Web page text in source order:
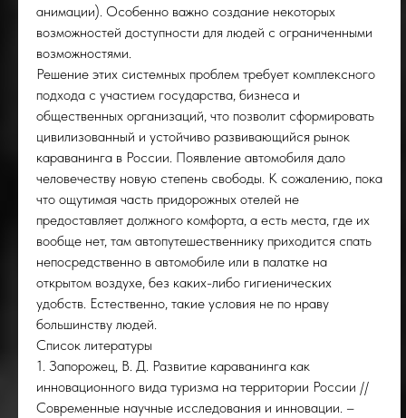
анимации). Особенно важно создание некоторых
возможностей доступности для людей с ограниченными
возможностями.
Решение этих системных проблем требует комплексного
подхода с участием государства, бизнеса и
общественных организаций, что позволит сформировать
цивилизованный и устойчиво развивающийся рынок
караванинга в России. Появление автомобиля дало
человечеству новую степень свободы. К сожалению, пока
что ощутимая часть придорожных отелей не
предоставляет должного комфорта, а есть места, где их
вообще нет, там автопутешественнику приходится спать
непосредственно в автомобиле или в палатке на
открытом воздухе, без каких-либо гигиенических
удобств. Естественно, такие условия не по нраву
большинству людей.
Список литературы
1. Запорожец, В. Д. Развитие караванинга как
инновационного вида туризма на территории России //
Современные научные исследования и инновации. –